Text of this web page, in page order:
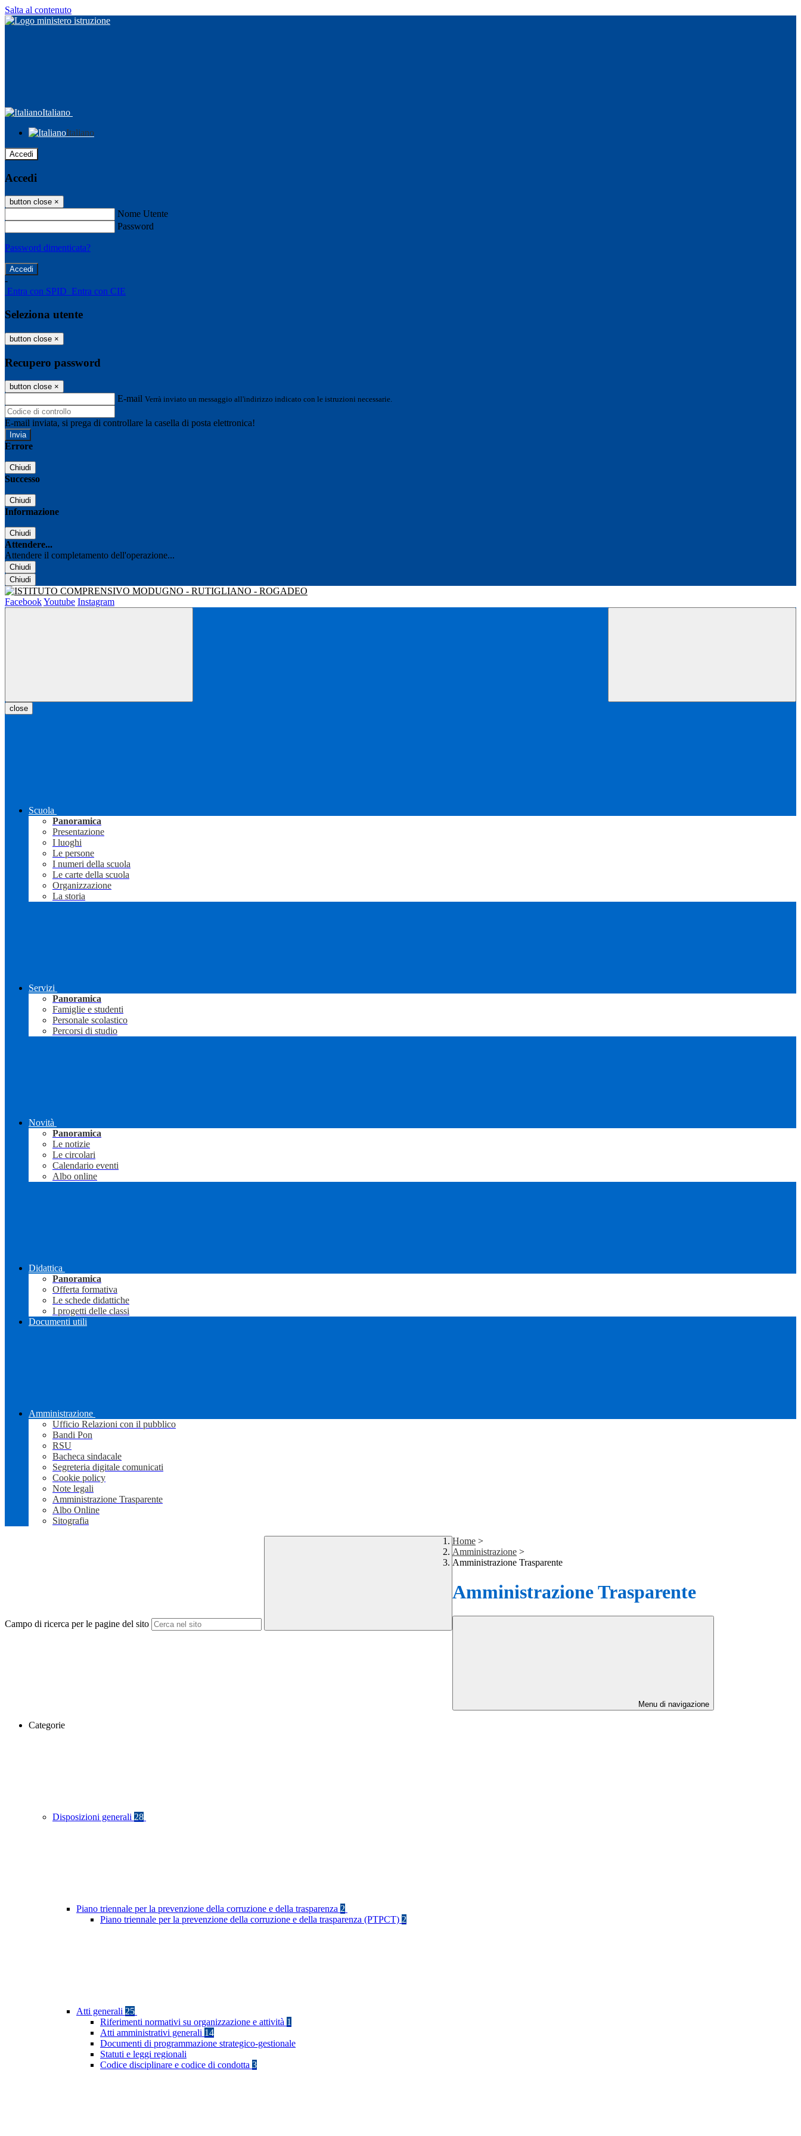
Salta al contenuto
Italiano
Italiano
Accedi
Accedi
button close ×
Nome Utente
Password
Password dimenticata?
-
Entra con SPID Entra con CIE
Seleziona utente
button close ×
Recupero password
button close ×
E-mail Verrà inviato un messaggio all'indirizzo indicato con le istruzioni necessarie.
E-mail inviata, si prega di controllare la casella di posta elettronica!
Errore
Chiudi
Successo
Chiudi
Informazione
Chiudi
Attendere...
Attendere il completamento dell'operazione...
Chiudi
Chiudi
FacebookYoutube Instagram
close
Scuola
Panoramica
Presentazione
I luoghi
Le persone
I numeri della scuola
Le carte della scuola
Organizzazione
La storia
Servizi
Panoramica
Famiglie e studenti
Personale scolastico
Percorsi di studio
Novità
Panoramica
Le notizie
Le circolari
Calendario eventi
Albo online
Didattica
Panoramica
Offerta formativa
Le schede didattiche
I progetti delle classi
Documenti utili
Amministrazione
Ufficio Relazioni con il pubblico
Bandi Pon
RSU
Bacheca sindacale
Segreteria digitale comunicati
Cookie policy
Note legali
Amministrazione Trasparente
Albo Online
Sitografia
Campo di ricerca per le pagine del sito
Home >
Amministrazione >
Amministrazione Trasparente
Amministrazione Trasparente
Menu di navigazione
Categorie
Disposizioni generali 28
Piano triennale per la prevenzione della corruzione e della trasparenza 2
Piano triennale per la prevenzione della corruzione e della trasparenza (PTPCT) 2
Atti generali 25
Riferimenti normativi su organizzazione e attività 1
Atti amministrativi generali 14
Documenti di programmazione strategico-gestionale
Statuti e leggi regionali
Codice disciplinare e codice di condotta 3